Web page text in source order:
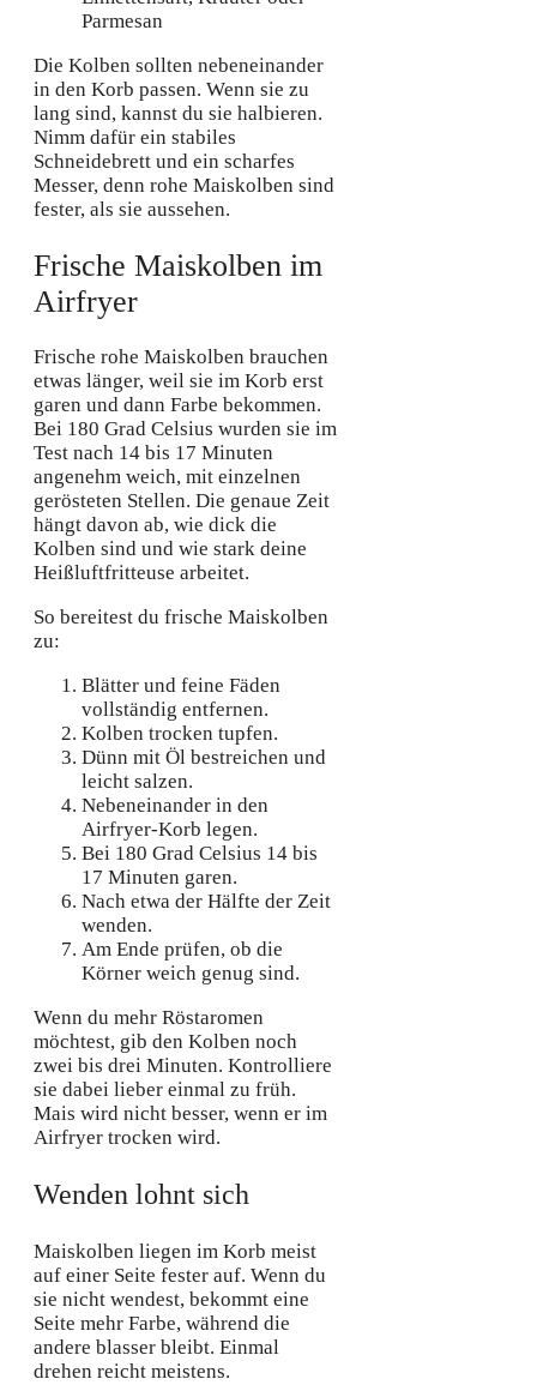
Parmesan
Die Kolben sollten nebeneinander
in den Korb passen. Wenn sie zu
lang sind, kannst du sie halbieren.
Nimm dafür ein stabiles
Schneidebrett und ein scharfes
Messer, denn rohe Maiskolben sind
fester, als sie aussehen.
Frische Maiskolben im
Airfryer
Frische rohe Maiskolben brauchen
etwas länger, weil sie im Korb erst
garen und dann Farbe bekommen.
Bei 180 Grad Celsius wurden sie im
Test nach 14 bis 17 Minuten
angenehm weich, mit einzelnen
gerösteten Stellen. Die genaue Zeit
hängt davon ab, wie dick die
Kolben sind und wie stark deine
Heißluftfritteuse arbeitet.
So bereitest du frische Maiskolben
zu:
Blätter und feine Fäden
vollständig entfernen.
Kolben trocken tupfen.
Dünn mit Öl bestreichen und
leicht salzen.
Nebeneinander in den
Airfryer-Korb legen.
Bei 180 Grad Celsius 14 bis
17 Minuten garen.
Nach etwa der Hälfte der Zeit
wenden.
Am Ende prüfen, ob die
Körner weich genug sind.
Wenn du mehr Röstaromen
möchtest, gib den Kolben noch
zwei bis drei Minuten. Kontrolliere
sie dabei lieber einmal zu früh.
Mais wird nicht besser, wenn er im
Airfryer trocken wird.
Wenden lohnt sich
Maiskolben liegen im Korb meist
auf einer Seite fester auf. Wenn du
sie nicht wendest, bekommt eine
Seite mehr Farbe, während die
andere blasser bleibt. Einmal
drehen reicht meistens.